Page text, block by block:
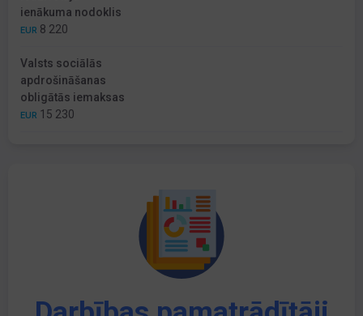
ienākuma nodoklis
EUR 8 220
Valsts sociālās
apdrošināšanas
obligātās iemaksas
EUR 15 230